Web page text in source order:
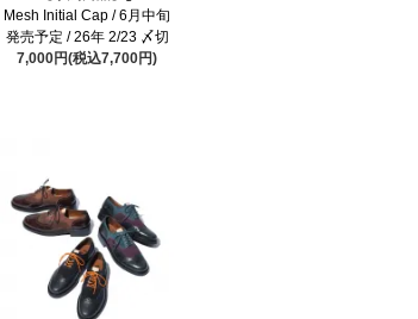
Mesh Initial Cap / 6月中旬
発売予定 / 26年 2/23 〆切
7,000円(税込7,700円)